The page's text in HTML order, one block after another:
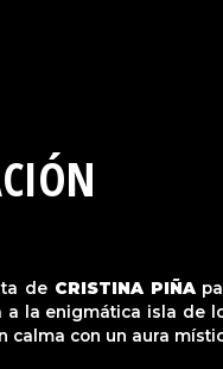
de CRISTINA PIÑA
a la enigmática isla de
calma con un aura